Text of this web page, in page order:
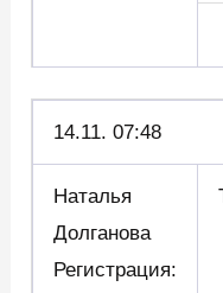
14.11. 07:48
Наталья
Долганова
Регистрация: